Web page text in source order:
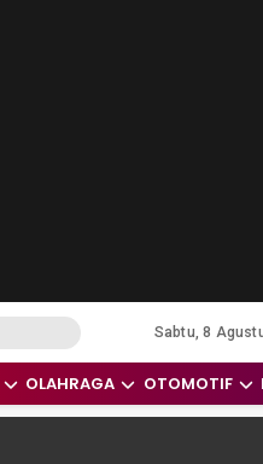
Sabtu, 8
OLAHRAGA OTOMOTIF